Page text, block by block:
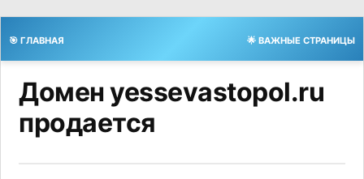
🎯 ГЛАВНАЯ 🌟 ВАЖНЫЕ СТРАНИЦЫ
Домен yessevastopol.ru
продается